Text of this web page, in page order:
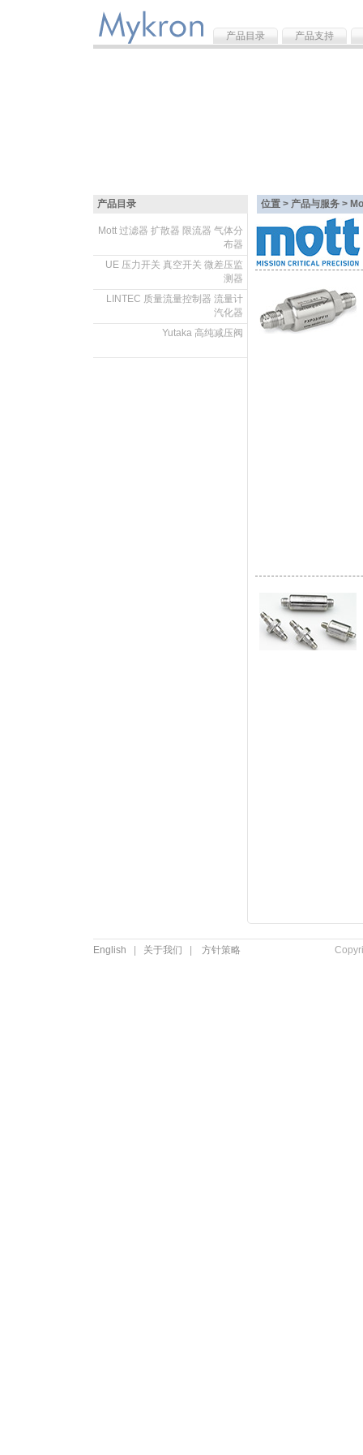
产品目录 产品支持
产品目录 位置 > 产品与服务 >
Mott 过滤器 扩散器 限流器 气体分
布器
UE 压力开关 真空开关 微差压监
测器
LINTEC 质量流量控制器 流量计
汽化器
Yutaka 高纯减压阀
English 关于我们 方针策略